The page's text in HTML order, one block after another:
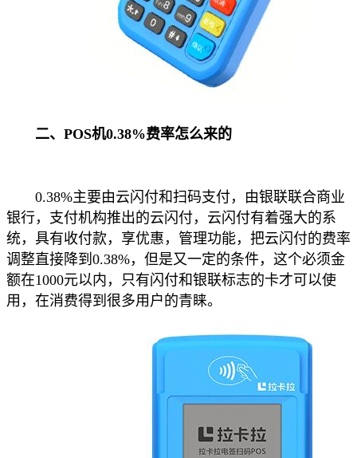
二、POS机0.38%费率怎么来的
0.38%主要由云闪付和扫码支付，由银联联合商业
银行，支付机构推出的云闪付，云闪付有着强大的系
统，具有收付款，享优惠，管理功能，把云闪付的费率
调整直接降到0.38%，但是又一定的条件，这个必须金
额在1000元以内，只有闪付和银联标志的卡才可以使
用，在消费得到很多用户的青睐。